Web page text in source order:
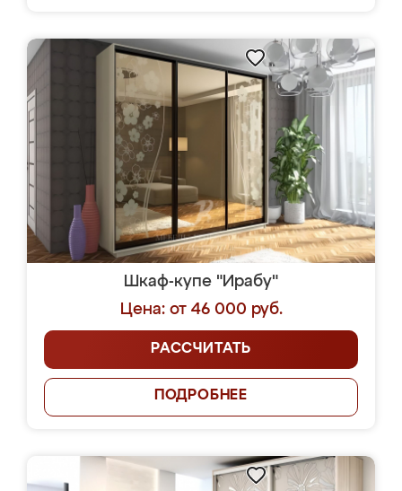
Шкаф-купе "Ирабу"
Цена: от 46 000 руб.
РАССЧИТАТЬ
ПОДРОБНЕЕ